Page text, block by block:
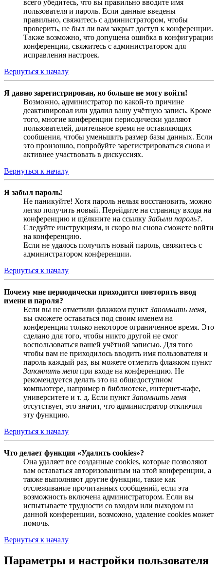
всего убедитесь, что вы правильно вводите имя
пользователя и пароль. Если данные введены
правильно, свяжитесь с администратором, чтобы
проверить, не был ли вам закрыт доступ к конференции.
Также возможно, что допущена ошибка в конфигурации
конференции, свяжитесь с администратором для
исправления настроек.
Вернуться к началу
Я давно зарегистрирован, но больше не могу войти!
Возможно, администратор по какой-то причине
деактивировал или удалил вашу учётную запись. Кроме
того, многие конференции периодически удаляют
пользователей, длительное время не оставляющих
сообщения, чтобы уменьшить размер базы данных. Если
это произошло, попробуйте зарегистрироваться снова и
активнее участвовать в дискуссиях.
Вернуться к началу
Я забыл пароль!
Не паникуйте! Хотя пароль нельзя восстановить, можно
легко получить новый. Перейдите на страницу входа на
конференцию и щёлкните на ссылку Забыли пароль?.
Следуйте инструкциям, и скоро вы снова сможете войти
на конференцию.
Если не удалось получить новый пароль, свяжитесь с
администратором конференции.
Вернуться к началу
Почему мне периодически приходится повторять ввод
имени и пароля?
Если вы не отметили флажком пункт Запомнить меня,
вы сможете оставаться под своим именем на
конференции только некоторое ограниченное время. Это
сделано для того, чтобы никто другой не смог
воспользоваться вашей учётной записью. Для того
чтобы вам не приходилось вводить имя пользователя и
пароль каждый раз, вы можете отметить флажком пункт
Запомнить меня при входе на конференцию. Не
рекомендуется делать это на общедоступном
компьютере, например в библиотеке, интернет-кафе,
университете и т. д. Если пункт Запомнить меня
отсутствует, это значит, что администратор отключил
эту функцию.
Вернуться к началу
Что делает функция «Удалить cookies»?
Она удаляет все созданные cookies, которые позволяют
вам оставаться авторизованным на этой конференции, а
также выполняют другие функции, такие как
отслеживание прочитанных сообщений, если эта
возможность включена администратором. Если вы
испытываете трудности со входом или выходом на
данной конференции, возможно, удаление cookies может
помочь.
Вернуться к началу
Параметры и настройки пользователя